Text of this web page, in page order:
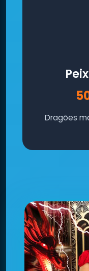
Dragões